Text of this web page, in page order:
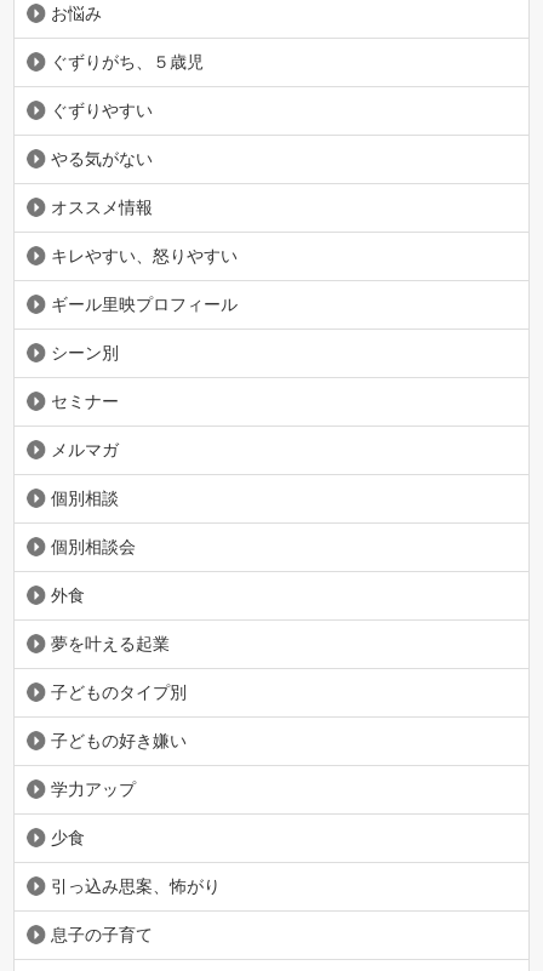
お悩み
ぐずりがち、５歳児
ぐずりやすい
やる気がない
オススメ情報
キレやすい、怒りやすい
ギール里映プロフィール
シーン別
セミナー
メルマガ
個別相談
個別相談会
外食
夢を叶える起業
子どものタイプ別
子どもの好き嫌い
学力アップ
少食
引っ込み思案、怖がり
息子の子育て